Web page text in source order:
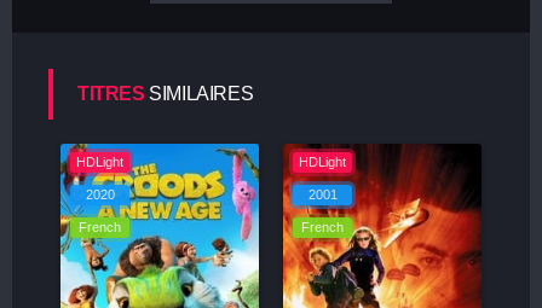
TITRES SIMILAIRES
HDLight
2020
French
HDLight
2001
French